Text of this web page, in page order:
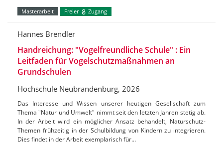
Masterarbeit Freier Zugang
Hannes Brendler
Handreichung: "Vogelfreundliche Schule" : Ein
Leitfaden für Vogelschutzmaßnahmen an
Grundschulen
Hochschule Neubrandenburg, 2026
Das Interesse und Wissen unserer heutigen Gesellschaft zum
Thema "Natur und Umwelt" nimmt seit den letzten Jahren stetig ab.
In der Arbeit wird ein möglicher Ansatz behandelt, Naturschutz-
Themen frühzeitig in der Schulbildung von Kindern zu integrieren.
Dies findet in der Arbeit exemplarisch für…